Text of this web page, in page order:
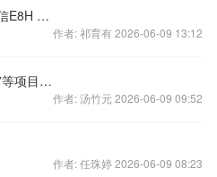
2022画质最顶的电视来了！海信E8H 9月8日开启预约
作者: 祁育有 2026-06-09 13:12
青海同仁：“最大规模的龙鼓舞”等项目获WRCA认证
作者: 汤竹元 2026-06-09 09:52
作者: 任珠婷 2026-06-09 08:23